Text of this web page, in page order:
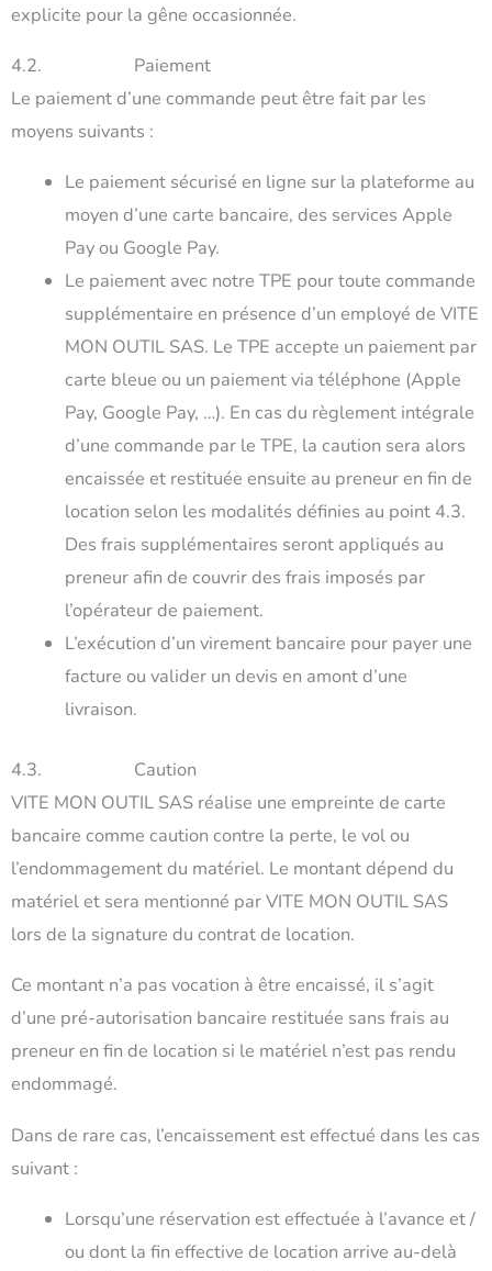
explicite pour la gêne occasionnée.
4.2. Paiement
Le paiement d’une commande peut être fait par les
moyens suivants :
Le paiement sécurisé en ligne sur la plateforme au
moyen d’une carte bancaire, des services Apple
Pay ou Google Pay.
Le paiement avec notre TPE pour toute commande
supplémentaire en présence d’un employé de VITE
MON OUTIL SAS. Le TPE accepte un paiement par
carte bleue ou un paiement via téléphone (Apple
Pay, Google Pay, …). En cas du règlement intégrale
d’une commande par le TPE, la caution sera alors
encaissée et restituée ensuite au preneur en fin de
location selon les modalités définies au point 4.3.
Des frais supplémentaires seront appliqués au
preneur afin de couvrir des frais imposés par
l’opérateur de paiement.
L’exécution d’un virement bancaire pour payer une
facture ou valider un devis en amont d’une
livraison.
4.3. Caution
VITE MON OUTIL SAS réalise une empreinte de carte
bancaire comme caution contre la perte, le vol ou
l’endommagement du matériel. Le montant dépend du
matériel et sera mentionné par VITE MON OUTIL SAS
lors de la signature du contrat de location.
Ce montant n’a pas vocation à être encaissé, il s’agit
d’une pré-autorisation bancaire restituée sans frais au
preneur en fin de location si le matériel n’est pas rendu
endommagé.
Dans de rare cas, l’encaissement est effectué dans les cas
suivant :
Lorsqu’une réservation est effectuée à l’avance et /
ou dont la fin effective de location arrive au-delà